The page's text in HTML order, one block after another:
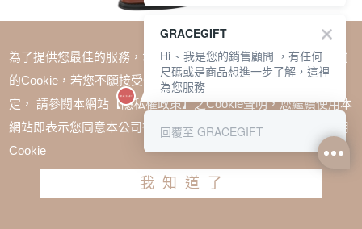
唐葳聯名-尖頭西部中跟長靴 棕
為了提供您最佳的服務，本網站會在您的電腦中放置並取用我們
的Cookie，若您不願接受Cookie時應如何變更電腦的Cookie設
定， 請參閱本網站【隱私權政策】之Cookie聲明，您繼續使用本
網站即表示您同意本公司得按本網站使用條款之Cookie聲明使用
Cookie
我知道了
GRACEGIFT
Hi ~ 我是您的銷售顧問 ，有任何
尺碼或是商品想進一步了解，這裡
為您服務
回覆至 GRACEGIFT